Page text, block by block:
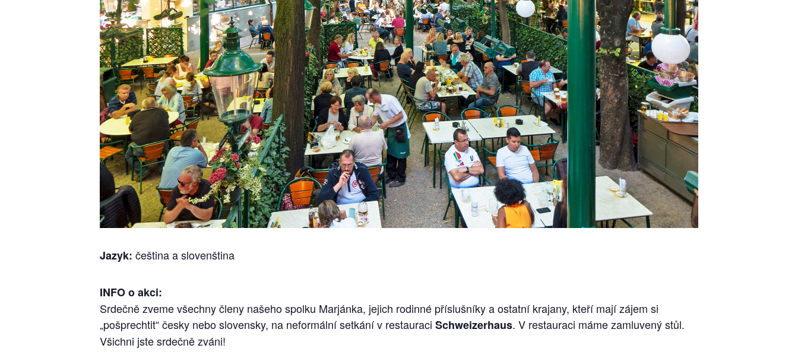
Jazyk: čeština a slovenština
INFO o akci:
Srdečně zveme všechny členy našeho spolku Marjánka, jejich rodinné příslušníky a ostatní krajany, kteří mají zájem si
„pošprechtit“ česky nebo slovensky, na neformální setkání v restauraci Schweizerhaus. V restauraci máme zamluvený stůl.
Všichni jste srdečně zváni!